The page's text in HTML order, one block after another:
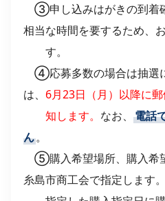
③申し込みはがきの到着
相当な時間を要するため、
す。
④応募多数の場合は抽選
は、 6月23日（月）以降に
知します。 なお、 電話
ん。
⑤購入希望場所、購入希
糸島市商工会で指定します